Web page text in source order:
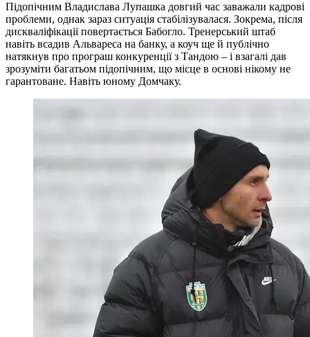
Підопічним Владислава Лупашка довгий час заважали кадрові
проблеми, однак зараз ситуація стабілізувалася. Зокрема, після
дискваліфікації повертається Бабогло. Тренерський штаб
навіть всадив Альвареса на банку, а коуч ще й публічно
натякнув про програш конкуренції з Тандою – і взагалі дав
зрозуміти багатьом підопічним, що місце в основі нікому не
гарантоване. Навіть юному Домчаку.